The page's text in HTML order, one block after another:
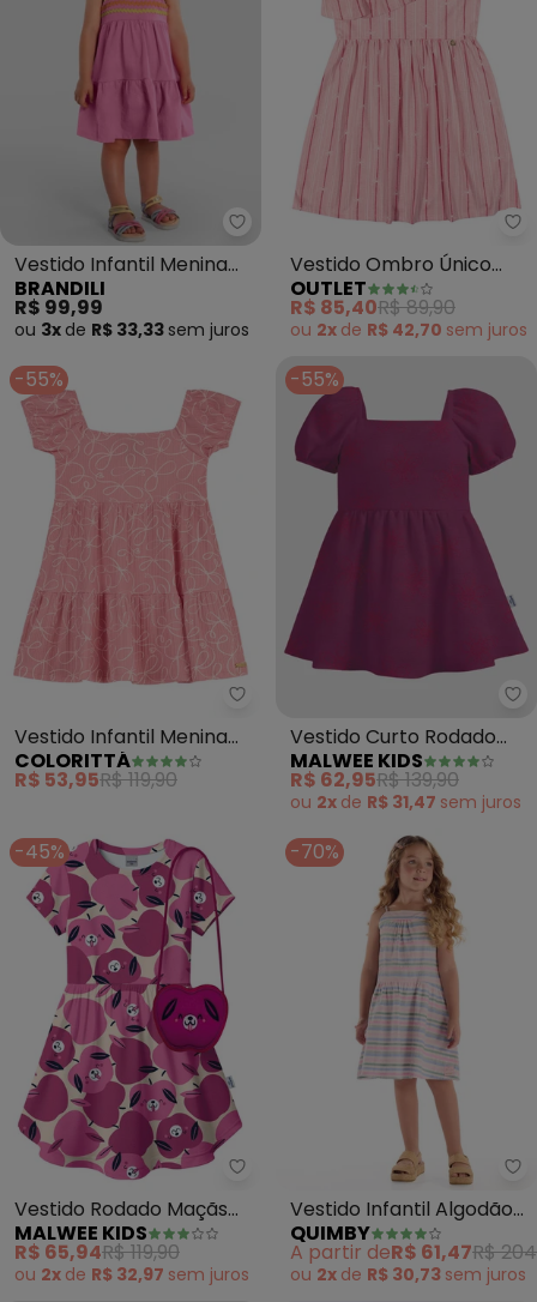
Brandili - Vestido Infantil
Vestido Infantil Menina
em Meia Malha (Rosa)
BRANDILI
R$ 99,99
ou 3x de R$ 33,33 sem juros
Vestido Ombro Único
Listrado Menina (Rosa )
OUTLET
R$ 85,40R$ 89,90
ou 2x de R$ 42,70 sem juros
-55%
Colorittá - Vestido Infantil
Vestido Infantil Menina
Estampa Laços (Rosa)
COLORITTÁ
R$ 53,95R$ 119,90
-55%
Vestido Curto Rodado
Floral (Rosa Escuro)
MALWEE KIDS
R$ 62,95R$ 139,90
ou 2x de R$ 31,47 sem juros
-45%
Malwee Kids - Vestido Rodado
Vestido Rodado Maçãs
(Rosa Escuro)
MALWEE KIDS
R$ 65,94R$ 119,90
ou 2x de R$ 32,97 sem juros
-70%
Vestido Infantil Algodão
(Rosa)
QUIMBY
A partir deR$ 61,47R$
ou 2x de R$ 30,73 sem juros